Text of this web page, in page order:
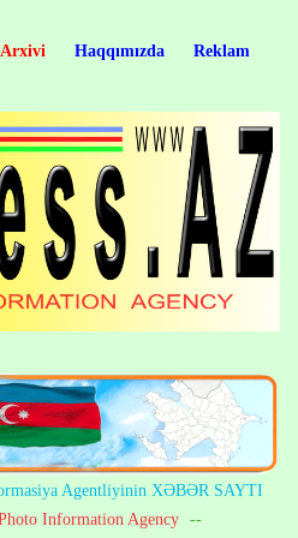
Haqqımızda
Reklam
Agentliyinin XƏBƏR SAYTI
Information Agency --